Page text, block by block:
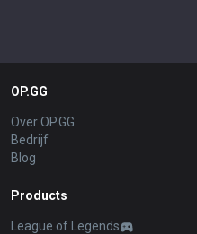
OP.GG
Over OP.GG
Bedrijf
Blog
Products
League of Legends